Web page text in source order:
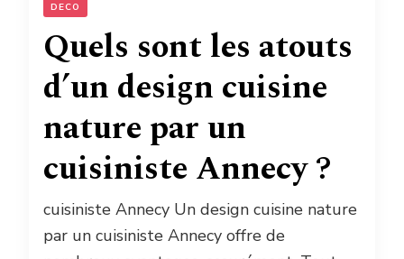
DECO
Quels sont les atouts
d’un design cuisine
nature par un
cuisiniste Annecy ?
cuisiniste Annecy Un design cuisine nature
par un cuisiniste Annecy offre de